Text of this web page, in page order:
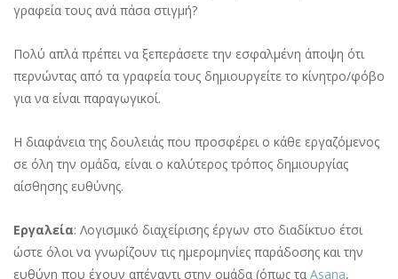
γραφεία τους ανά πάσα στιγμή?
Πολύ απλά πρέπει να ξεπεράσετε την εσφαλμένη άποψη ότι
περνώντας από τα γραφεία τους δημιουργείτε το κίνητρο/φόβο
για να είναι παραγωγικοί.
Η διαφάνεια της δουλειάς που προσφέρει ο κάθε εργαζόμενος
σε όλη την ομάδα, είναι ο καλύτερος τρόπος δημιουργίας
αίσθησης ευθύνης.
Εργαλεία: Λογισμικό διαχείρισης έργων στο διαδίκτυο έτσι
ώστε όλοι να γνωρίζουν τις ημερομηνίες παράδοσης και την
ευθύνη που έχουν απέναντι στην ομάδα (όπως τα Asana,